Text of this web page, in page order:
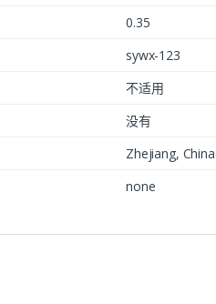
0.35
sywx-123
不适用
没有
Zhejiang, China
none